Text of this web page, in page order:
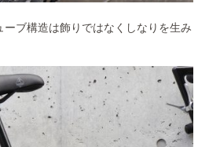
ブ構造は飾りではなくしなりを生み